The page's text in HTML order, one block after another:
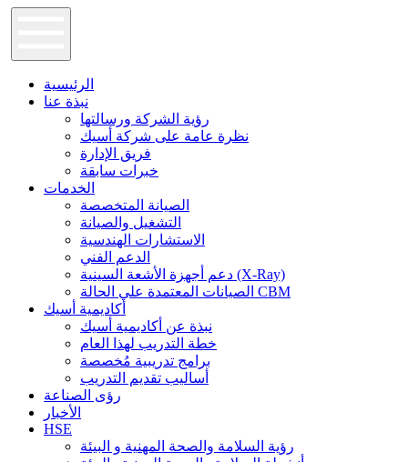
الرئيسية
نبذة عنا
رؤية الشركة ورسالتها
نظرة عامة على شركة أسيك
فريق الإدارة
خبرات سابقة
الخدمات
الصيانة المتخصصة
التشغيل والصيانة
الاستشارات الهندسية
الدعم الفني
دعم أجهزة الأشعة السينية (X-Ray)
الصيانات المعتمدة علي الحالة CBM
أكاديمية أسيك
نبذة عن أكاديمية أسيك
خطة التدريب لهذا العام
برامج تدريبية مُخصصة
أساليب تقديم التدريب
رؤى الصناعة
الأخبار
HSE
رؤية السلامة والصحة المهنية و البيئة